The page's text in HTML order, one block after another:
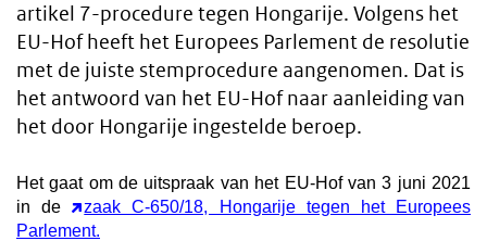
artikel 7-procedure tegen Hongarije. Volgens het
EU-Hof heeft het Europees Parlement de resolutie
met de juiste stemprocedure aangenomen. Dat is
het antwoord van het EU-Hof naar aanleiding van
het door Hongarije ingestelde beroep.
Het gaat om de uitspraak van het EU-Hof van 3 juni 2021
in de
zaak C-650/18, Hongarije tegen het Europees
Parlement.